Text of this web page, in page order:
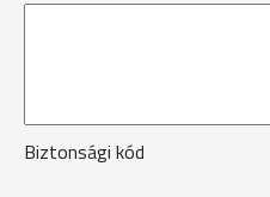
Biztonsági kód